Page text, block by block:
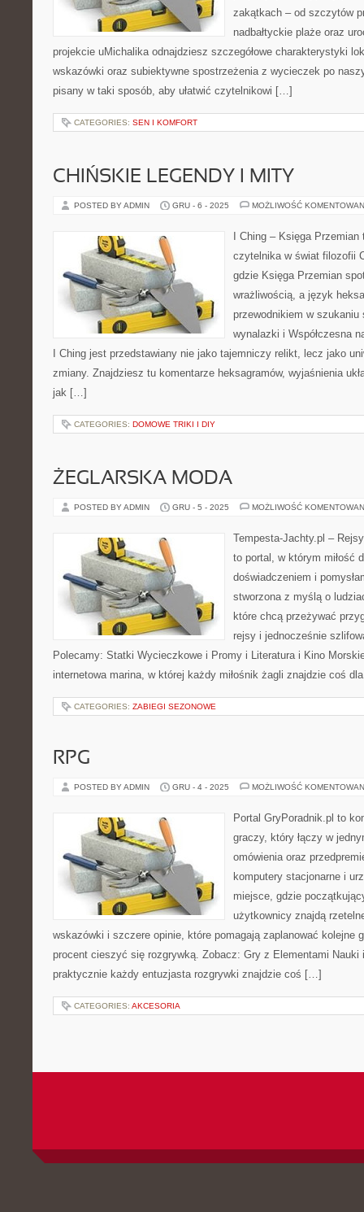
zakątkach – od szczytów
nadbałtyckie plaże oraz
projekcie uMichalika odnajdziesz szczegółowe charakterystyki
wskazówki oraz subiektywne spostrzeżenia z wycieczek po
pisany w taki sposób, aby ułatwić czytelnikowi […]
CATEGORIES: SEN I KOMFORT
CHIŃSKIE LEGENDY I MITY
POSTED BY ADMIN GRU - 6 - 2025 MOŻLIWOŚĆ
I Ching – Księga
czytelnika w świat filozofii
gdzie Księga Przemian
wrażliwością, a język
przewodnikiem w
wynalazki i Współczesna
I Ching jest przedstawiany nie jako tajemniczy relikt, lecz jako
zmiany. Znajdziesz tu komentarze heksagramów, wyjaśnienia
jak […]
CATEGORIES: DOMOWE TRIKI I DIY
ŻEGLARSKA MODA
POSTED BY ADMIN GRU - 5 - 2025 MOŻLIWOŚĆ
Tempesta-Jachty.pl –
to portal, w którym miłość
doświadczeniem i
stworzona z myślą o
które chcą przeżywać
rejsy i jednocześnie
Polecamy: Statki Wycieczkowe i Promy i Literatura i Kino
internetowa marina, w której każdy miłośnik żagli znajdzie coś
CATEGORIES: ZABIEGI SEZONOWE
RPG
POSTED BY ADMIN GRU - 4 - 2025 MOŻLIWOŚĆ
Portal GryPoradnik.pl to
graczy, który łączy w
omówienia oraz
komputery stacjonarne i
miejsce, gdzie
użytkownicy znajdą
wskazówki i szczere opinie, które pomagają zaplanować kolejne
procent cieszyć się rozgrywką. Zobacz: Gry z Elementami
praktycznie każdy entuzjasta rozgrywki znajdzie coś […]
CATEGORIES: AKCESORIA